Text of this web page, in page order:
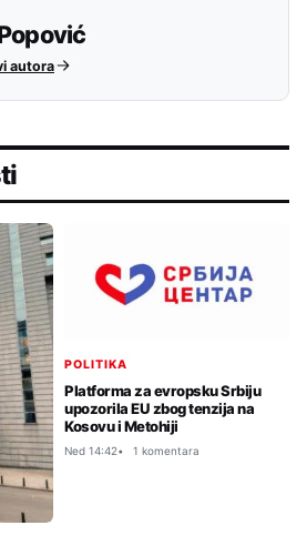
autora
POLITIKA
Platforma za evropsku Srbiju
upozorila EU zbog tenzija na
Kosovu i Metohiji
Ned 14:42 1 komentara